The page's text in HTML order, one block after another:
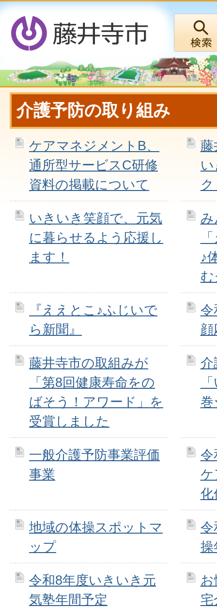
介護予防の取り組み
ケアマネジメントB、
通所型サービスC研修
資料の掲載について
藤
いきいき笑顔で、元気
に暮らせるよう応援し
ます！
♪
『ええとこ♪ふじいで
ら新聞』
令
藤井寺市の取組みが
「第8回健康寿命をの
ばそう！アワード」を
受賞しました
介
一般介護予防事業評価
事業
令
ケ
化
地域の体操スポットマ
ップ
操
令和8年度いきいき元
気塾年間予定
宅